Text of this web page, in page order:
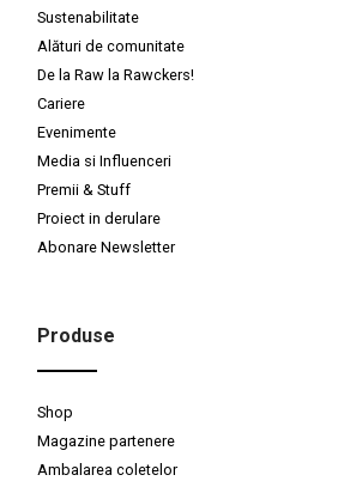
Sustenabilitate
Alături de comunitate
De la Raw la Rawckers!
Cariere
Evenimente
Media si Influenceri
Premii & Stuff
Proiect in derulare
Abonare Newsletter
Produse
Shop
Magazine partenere
Ambalarea coletelor